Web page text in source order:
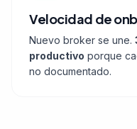
Velocidad de
Nuevo broker se une.
productivo porque
no documentado.